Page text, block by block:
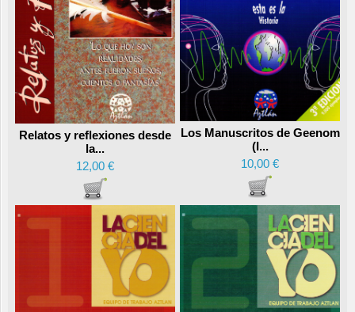
Relatos y reflexiones desde
la...
12,00 €
Los Manuscritos de Geenom
(I...
10,00 €